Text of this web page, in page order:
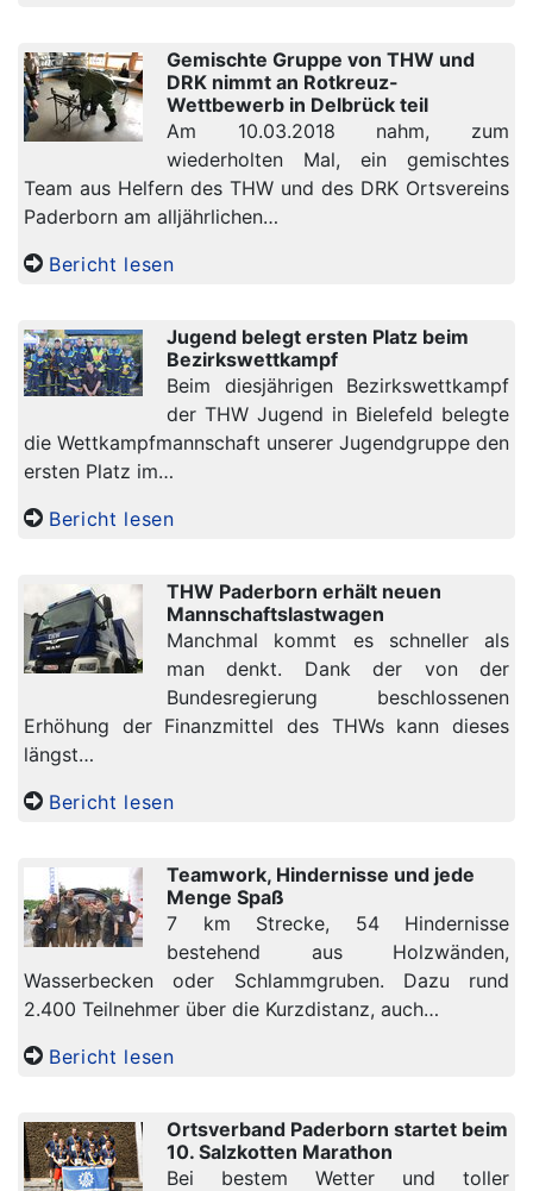
Gemischte Gruppe von THW und
DRK nimmt an Rotkreuz-
Wettbewerb in Delbrück teil
Am 10.03.2018 nahm, zum
wiederholten Mal, ein gemischtes
Team aus Helfern des THW und des DRK Ortsvereins
Paderborn am alljährlichen…
Bericht lesen
Jugend belegt ersten Platz beim
Bezirkswettkampf
Beim diesjährigen Bezirkswettkampf
der THW Jugend in Bielefeld belegte
die Wettkampfmannschaft unserer Jugendgruppe den
ersten Platz im…
Bericht lesen
THW Paderborn erhält neuen
Mannschaftslastwagen
Manchmal kommt es schneller als
man denkt. Dank der von der
Bundesregierung beschlossenen
Erhöhung der Finanzmittel des THWs kann dieses
längst…
Bericht lesen
Teamwork, Hindernisse und jede
Menge Spaß
7 km Strecke, 54 Hindernisse
bestehend aus Holzwänden,
Wasserbecken oder Schlammgruben. Dazu rund
2.400 Teilnehmer über die Kurzdistanz, auch…
Bericht lesen
Ortsverband Paderborn startet beim
10. Salzkotten Marathon
Bei bestem Wetter und toller